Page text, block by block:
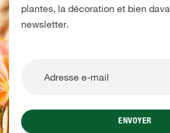
plantes, la décoration et bien
newsletter.
ENVOYER